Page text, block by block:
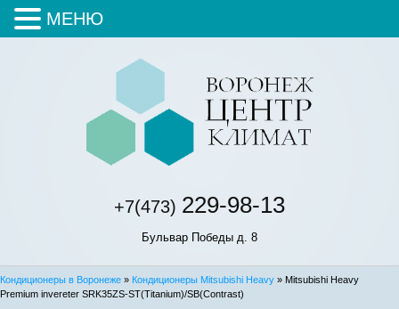
+7(473) 229-98-13
Бульвар Победы д. 8
Кондиционеры в Воронеже » Кондиционеры Mitsubishi Heavy » Mitsubishi Heavy
Premium invereter SRK35ZS-ST(Titanium)/SB(Contrast)
МЕНЮ